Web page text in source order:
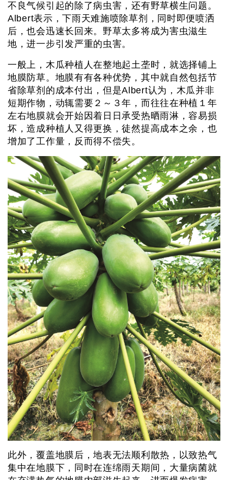
不良气候引起的除了病虫害，还有野草横生问题。
Albert表示，下雨天难施喷除草剂，同时即便喷洒
后，也会迅速长回来。野草太多将成为害虫滋生
地，进一步引发严重的虫害。
一般上，木瓜种植人在整地起土垄时，就选择铺上
地膜防草。地膜有有各种优势，其中就自然包括节
省除草剂的成本付出，但是Albert认为，木瓜并非
短期作物，动辄需要２～３年，而往往在种植１年
左右地膜就会开始因着日日承受热晒雨淋，容易损
坏，造成种植人又得更换，徒然提高成本之余，也
增加了工作量，反而得不偿失。
此外，覆盖地膜后，地表无法顺利散热，以致热气
集中在地膜下，同时在连绵雨天期间，大量病菌就